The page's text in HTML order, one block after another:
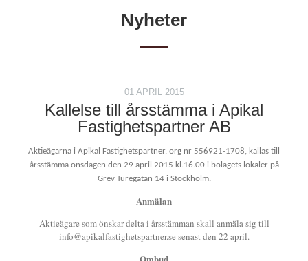
Nyheter
01 APRIL 2015
Kallelse till årsstämma i Apikal
Fastighetspartner AB
Aktieägarna i Apikal Fastighetspartner, org nr 556921-1708, kallas till
årsstämma onsdagen den 29 april 2015 kl.16.00 i bolagets lokaler på
Grev Turegatan 14 i Stockholm.
Anmälan
Aktieägare som önskar delta i årsstämman skall anmäla sig till
info@apikalfastighetspartner.se senast den 22 april.